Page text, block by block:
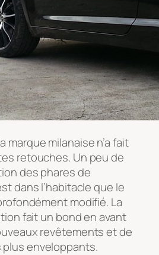
marque milanaise n’a fait
retouches. Un peu de
des phares de
dans l’habitacle que le
modifié. La
fait un bond en avant
revêtements et de
enveloppants.